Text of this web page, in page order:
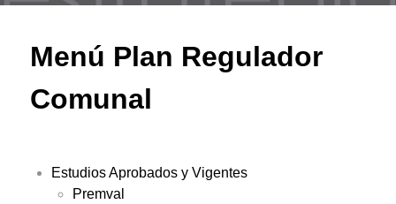
Menú Plan Regulador
Comunal
Estudios Aprobados y Vigentes
Premval